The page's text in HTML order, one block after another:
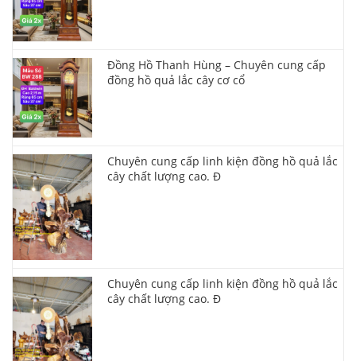
Đồng Hồ Thanh Hùng – Chuyên cung cấp
đồng hồ quả lắc cây cơ cổ
Chuyên cung cấp linh kiện đồng hồ quả lắc
cây chất lượng cao. Đ
Chuyên cung cấp linh kiện đồng hồ quả lắc
cây chất lượng cao. Đ